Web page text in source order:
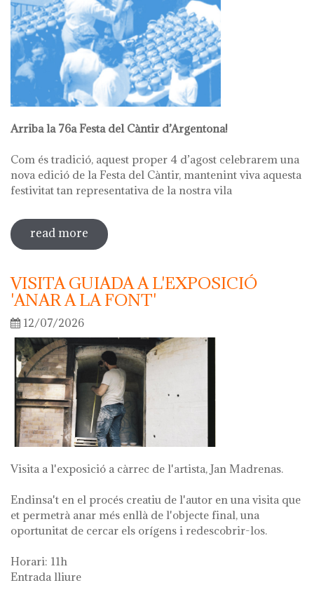
Arriba la 76a Festa del Càntir d’Argentona!
Com és tradició, aquest proper 4 d’agost celebrarem una
nova edició de la Festa del Càntir, mantenint viva aquesta
festivitat tan representativa de la nostra vila
read more sobre 76ª festa del càntir
VISITA GUIADA A L'EXPOSICIÓ
'ANAR A LA FONT'
12/07/2026
Visita a l'exposició a càrrec de l'artista, Jan Madrenas.
Endinsa't en el procés creatiu de l'autor en una visita que
et permetrà anar més enllà de l'objecte final, una
oportunitat de cercar els orígens i redescobrir-los.
Horari: 11h
Entrada lliure